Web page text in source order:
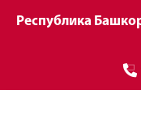
Республика